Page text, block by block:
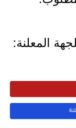
المعلنة: